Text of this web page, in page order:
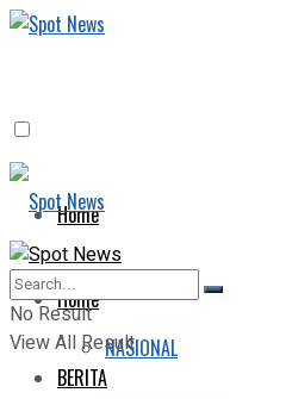
Home
BERITA
NASIONAL
Home
BERITA
No Result
View All Result